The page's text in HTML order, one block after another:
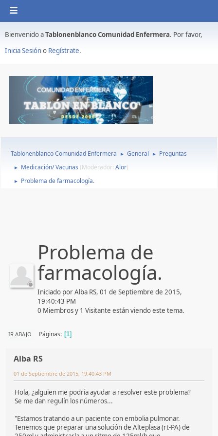
Bienvenido aTablonenblanco Comunidad Enfermera. Por favor,
Inicia Sesióno Regístrate.
Tablonenblanco Comunidad Enfermera ► General ► Preguntas
► Medicación/ Vacunas (Moderador: Alor)
► Problema de farmacología.
Problema de
farmacología.
Iniciado por Alba RS, 01 de Septiembre de 2015,
19:40:43 PM
0 Miembros y 1 Visitante están viendo este tema.
IR ABAJO Páginas 1
Alba RS
01 de Septiembre de 2015, 19:40:43 PM
Hola, ¿alguien me podría ayudar a resolver este problema?
Se me dan regulín los números...
"Estamos tratando a un paciente con embolia pulmonar.
Tenemos que preparar una solución de Alteplasa (rt-PA) de